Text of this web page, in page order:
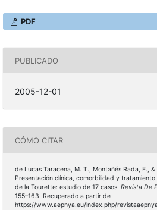
PDF
PUBLICADO
2005-12-01
CÓMO CITAR
de Lucas Taracena, M. T., Montañés Rada, F.,
Presentación clínica, comorbilidad y
de la Tourette: estudio de 17 casos. Revista De
155–163. Recuperado a partir de
https://www.aepnya.eu/index.php/